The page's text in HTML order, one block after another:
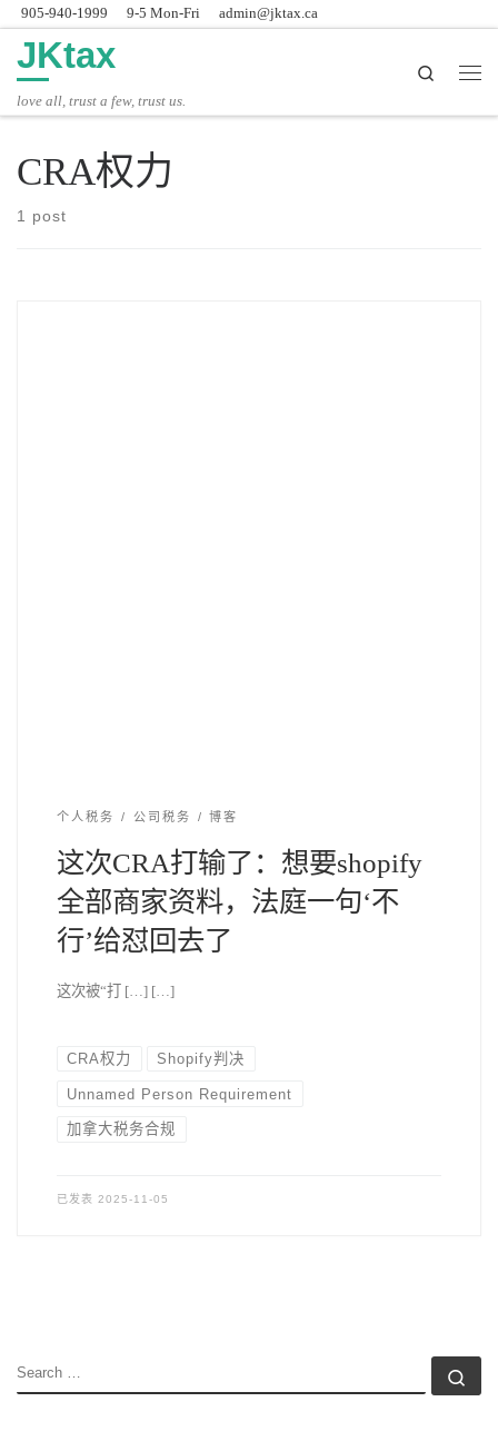
Skip to content
905-940-1999 9-5 Mon-Fri admin@jktax.ca
JKtax
love all, trust a few, trust us.
Search
CRA权力
1 post
个人税务 公司税务 博客
这次CRA打输了：想要shopify
全部商家资料，法庭一句‘不
行’给怼回去了
这次被“打 […] […]
CRA权力 Shopify判决
Unnamed Person Requirement
加拿大税务合规
已发表 2025-11-05
SEARCH